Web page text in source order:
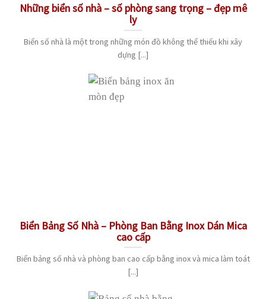
Những biển số nhà – số phòng sang trọng – đẹp mê
ly
Biển số nhà là một trong những món đồ không thể thiếu khi xây
dựng [...]
Biển Bảng Số Nhà – Phòng Ban Bằng Inox Dán Mica
cao cấp
Biển bảng số nhà và phòng ban cao cấp bằng inox và mica làm toát
[...]